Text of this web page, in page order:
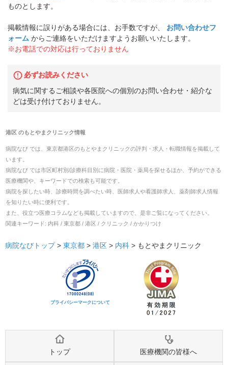
ものとします。
掲載情報に誤りがある場合には、お手数ですが、
お問い合わせフ
ォーム からご連絡をいただけますようお願いいたします。
※お電話での対応は行っておりません
必ずお読みください
病気に関するご相談や各医院への個別のお問い合わせ・紹介な
どは受け付けておりません。
港区のもとやまクリニック情報
病院なび では、 東京都港区のもとやまクリニックの評判・求人・転職情報を掲載して
います。
病院なび では市区町村別/診療科目別に病院・医院・薬局を探せるほか、予約ができる
医療機関や、キーワードでの検索も可能です。
病院を探したい時、診療時間を調べたい時、医師求人や看護師求人、薬剤師求人情報
を知りたい時に便利です。
また、役立つ医療コラムなども掲載していますので、是非ご覧になってください。
関連キーワード: 内科 / 東京都 / 港区 / クリニック / かかりつけ
病院なびトップ> 東京都 > 港区 > 内科 > もとやまクリニック
プライバシーマークについて
トップ 医療機関の皆様へ